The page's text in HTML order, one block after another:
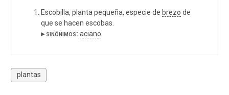
Escobilla, planta pequeña, especie de brezo de
que se hacen escobas.
▸ sinónimos: aciano
plantas